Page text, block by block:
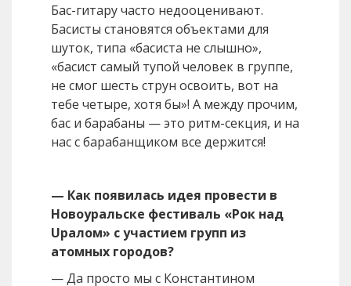
Бас-гитару часто недооценивают.
Басисты становятся объектами для
шуток, типа «басиста не слышно»,
«басист самый тупой человек в группе,
не смог шесть струн освоить, вот на
тебе четыре, хотя бы»! А между прочим,
бас и барабаны — это ритм-секция, и на
нас с барабанщиком все держится!
— Как появилась идея провести в
Новоуральске фестиваль «Рок над
Uралом» с участием групп из
атомных городов?
— Да просто мы с Константином